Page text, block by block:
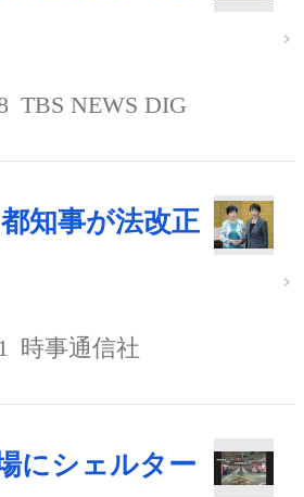
TBS NEWS DIG
知事が法改正
時事通信社
にシェルター